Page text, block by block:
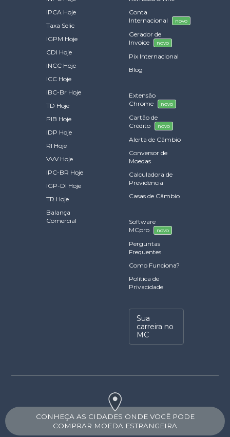
IPCA Hoje
Taxa Selic
IGPM Hoje
CDI Hoje
INCC Hoje
ICC Hoje
IBC-Br Hoje
TD Hoje
PIB Hoje
IDP Hoje
RI Hoje
VVV Hoje
IPC-BR Hoje
IGP-DI Hoje
TR Hoje
Balança
Comercial
Conta
Internacional
novo
Gerador de
Invoice
novo
Pix Internacional
Blog
Extensão
Chrome
novo
Cartão de
Crédito
novo
Alerta de Câmbio
Conversor de
Moedas
Calculadora de
Previdência
Casas de Câmbio
Software
MCpro
novo
Perguntas
Frequentes
Como Funciona?
Política de
Privacidade
Sua
carreira no
MC
CONHEÇA AS CIDADES ONDE VOCÊ PODE
COMPRAR MOEDA ESTRANGEIRA